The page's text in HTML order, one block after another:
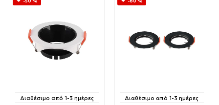
Διαθέσιμο από 1-3 ημέρες Διαθέσιμο από 1-3 ημέρες